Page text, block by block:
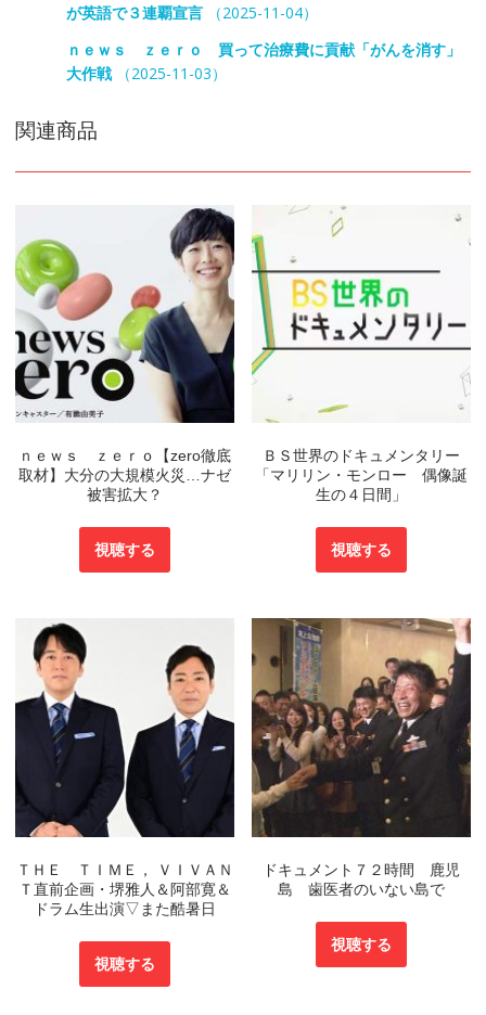
が英語で３連覇宣言（2025-11-04）
ｎｅｗｓ ｚｅｒｏ 買って治療費に貢献「がんを消す」
大作戦（2025-11-03）
関連商品
ｎｅｗｓ ｚｅｒｏ【zero徹底
取材】大分の大規模火災…ナゼ
被害拡大？
視聴する
ＢＳ世界のドキュメンタリー
「マリリン・モンロー 偶像誕
生の４日間」
視聴する
ＴＨＥ ＴＩＭＥ， ＶＩＶＡＮ
Ｔ直前企画・堺雅人＆阿部寛＆
ドラム生出演▽また酷暑日
視聴する
ドキュメント７２時間 鹿児
島 歯医者のいない島で
視聴する